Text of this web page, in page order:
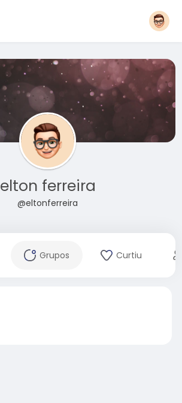
elton ferreira
@eltonferreira
Grupos Curtiu